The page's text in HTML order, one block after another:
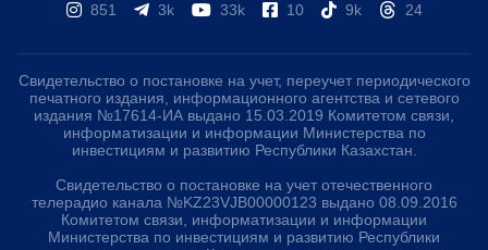
851 3k 33k 10 9k 24
Свидетельство о постановке на учет, переучет периодического
печатного издания, информационного агентства и сетевого
издания №17614-ИА выдано 15.03.2019 Комитетом связи,
информатизации и информации Министерства по
инвестициям и развитию Республики Казахстан.
Свидетельство о постановке на учет отечественного
телерадио канала №KZ23VJB00000123 выдано 08.09.2016
Комитетом связи, информатизации и информации
Министерства по инвестициям и развитию Республики